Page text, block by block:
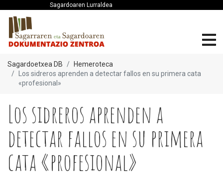
Sagardoaren Lurraldea
Sagardoetxea DB
Hemeroteca
Los sidreros aprenden a detectar fallos en su primera cata
«profesional»
Los sidreros aprenden a
detectar fallos en su primera
cata «profesional»